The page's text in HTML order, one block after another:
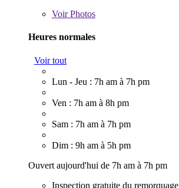
VoirPhotos
Heures normales
Voir tout
Lun - Jeu : 7h am à 7h pm
Ven : 7h am à 8h pm
Sam : 7h am à 7h pm
Dim : 9h am à 5h pm
Ouvert aujourd'hui de 7h am à 7h pm
Inspection gratuite du remorquage